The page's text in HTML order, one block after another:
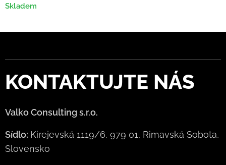
Skladem
KONTAKTUJTE NÁS
Valko Consulting s.r.o.
Sídlo: Kirejevská 1119/6, 979 01, Rimavská Sobota,
Slovensko